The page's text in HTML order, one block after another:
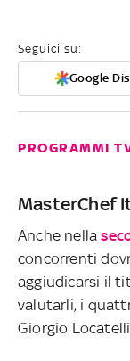
Seguici su:
Google
PROGRAMMI
MasterChef
Anche nella
concorrenti
aggiudicarsi il
valutarli, i
Giorgio